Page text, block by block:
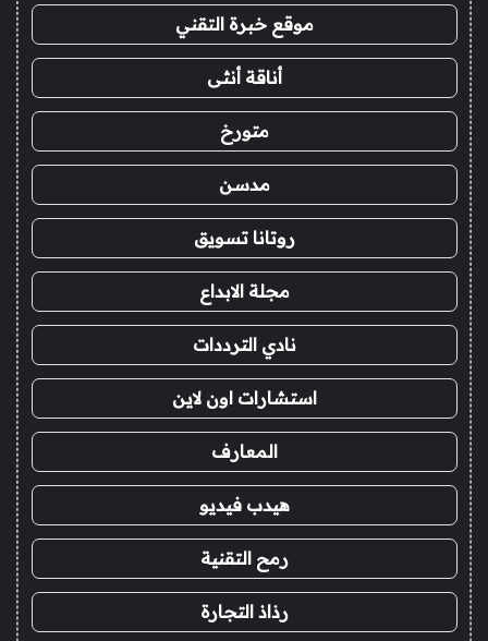
موقع خبرة التقني
أناقة أنثى
متورخ
مدسن
روتانا تسويق
مجلة الابداع
نادي الترددات
استشارات اون لاين
المعارف
هيدب فيديو
رمح التقنية
رذاذ التجارة